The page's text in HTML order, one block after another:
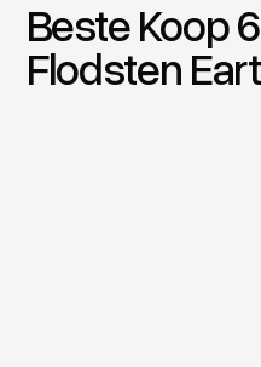
Beste Koop
Flodsten